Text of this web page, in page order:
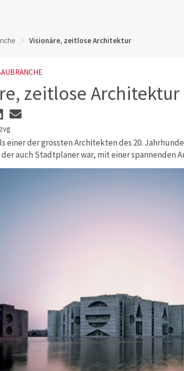
Visionäre, zeitlose Architektur
zeitlose Architektur
einer der grössten Architekten des 20.
der auch Stadtplaner war, mit einer spannenden